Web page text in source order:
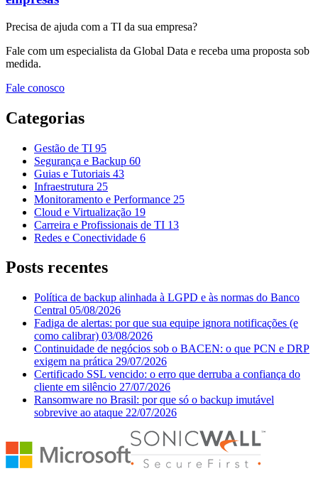
Precisa de ajuda com a TI da sua empresa?
Fale com um especialista da Global Data e receba uma proposta sob
medida.
Fale conosco
Categorias
Gestão de TI 95
Segurança e Backup 60
Guias e Tutoriais 43
Infraestrutura 25
Monitoramento e Performance 25
Cloud e Virtualização 19
Carreira e Profissionais de TI 13
Redes e Conectividade 6
Posts recentes
Política de backup alinhada à LGPD e às normas do Banco
Central 05/08/2026
Fadiga de alertas: por que sua equipe ignora notificações (e
como calibrar) 03/08/2026
Continuidade de negócios sob o BACEN: o que PCN e DRP
exigem na prática 29/07/2026
Certificado SSL vencido: o erro que derruba a confiança do
cliente em silêncio 27/07/2026
Ransomware no Brasil: por que só o backup imutável
sobrevive ao ataque 22/07/2026